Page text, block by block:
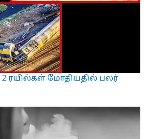
2 ரயில்கள் மோதியதில் பலர்